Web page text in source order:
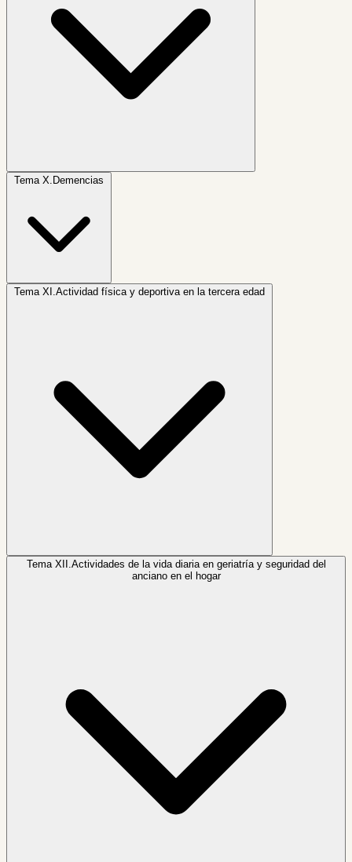
Tema X.
Tema XI.
Tema XII.Actividades de la vida diaria en geriatría y seguridad del
anciano en el hogar